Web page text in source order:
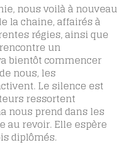
nous voilà à nouveau
la chaine, affairés à
régies, ainsi que
un
bientôt commencer
nous, les
Le silence est
ressortent
nous prend dans les
au revoir. Elle espère
diplômés.